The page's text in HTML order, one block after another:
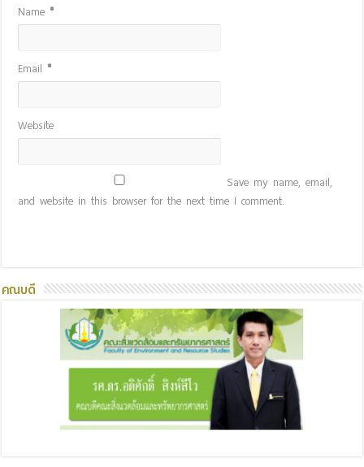
Name*
Email*
Website
Save my name, email,
and website in this browser for the next time I comment.
คณบดี